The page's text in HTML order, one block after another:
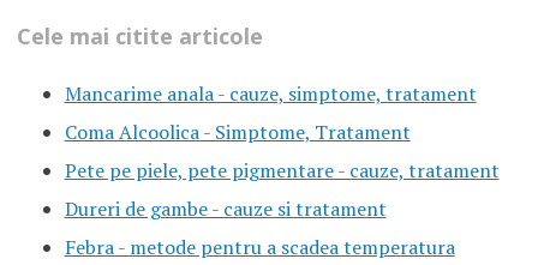
Cele mai citite articole
Mancarime anala - cauze, simptome, tratament
Coma Alcoolica - Simptome, Tratament
Pete pe piele, pete pigmentare - cauze, tratament
Dureri de gambe - cauze si tratament
Febra - metode pentru a scadea temperatura